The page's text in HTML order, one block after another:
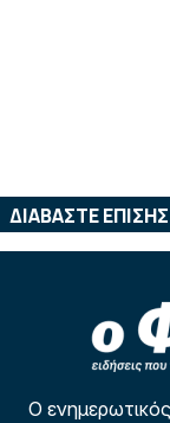
ΔΙΑΒΑΣΤΕ ΕΠΙΣΗΣ
Ο